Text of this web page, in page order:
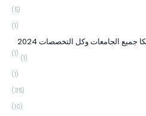
(5)
(1)
الجامعات وكل التخصصات 2024
(1)
(1)
(1)
(35)
(10)